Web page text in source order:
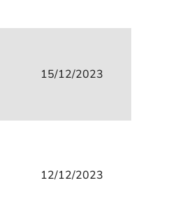
15/12/2023
12/12/2023